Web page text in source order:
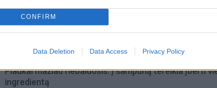
CONFIRM
Data Deletion Data Access Privacy Policy
Aiškiaregės pranašystė: numatė katastrofišką karo
Plaukai mažiau riebaluosis: į šampūną tereikia įberti
ingredientą